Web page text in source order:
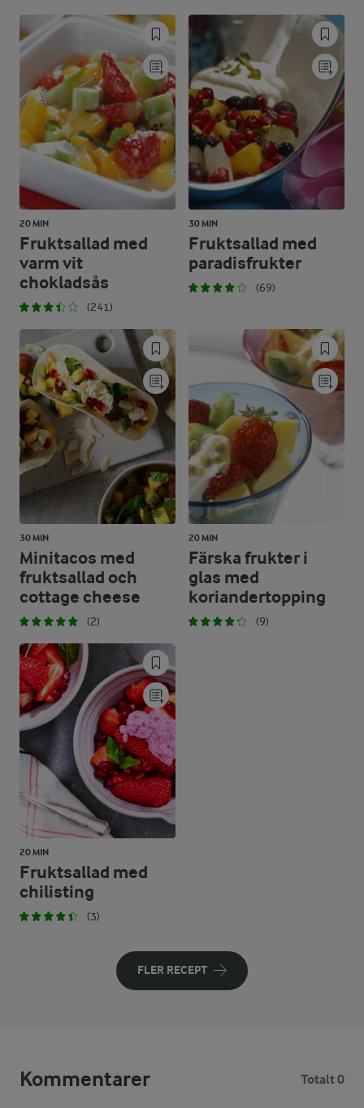
20 MIN
Fruktsallad med
varm vit
chokladsås
(241)
30 MIN
Fruktsallad med
paradisfrukter
(69)
30 MIN
Minitacos med
fruktsallad och
cottage cheese
(2)
20 MIN
Färska frukter i
glas med
koriandertopping
(9)
20 MIN
Fruktsallad med
chilisting
(3)
FLER RECEPT
Kommentarer Totalt 0